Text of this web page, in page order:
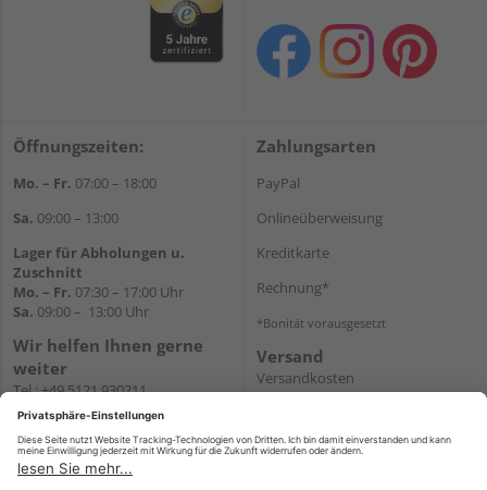
Öffnungszeiten:
Mo. – Fr. 07:00 – 18:00
Sa. 09:00 – 13:00
Lager für Abholungen u.
Zuschnitt
Mo. – Fr. 07:30 – 17:00 Uhr
Sa. 09:00 – 13:00 Uhr
Wir helfen Ihnen gerne
weiter
Tel.:+49 5121 930211
E-Mail:holzlandshop@holzland-
Newsletter
Zahlungsarten
PayPal
Onlineüberweisung
Kreditkarte
Rechnung*
*Bonität vorausgesetzt
Versand
Versandkosten